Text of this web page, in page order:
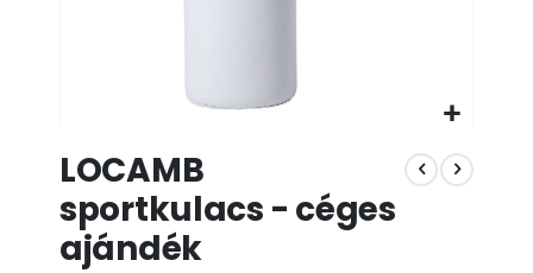
a
képgaléria
elejére
LOCAMB
sportkulacs - céges
ajándék